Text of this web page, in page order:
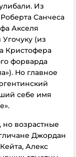
Из
Санчеса
Акселя
(из
Кристофера
форварда
Но главное
себе имя
возрастные
Джордан
Алекс